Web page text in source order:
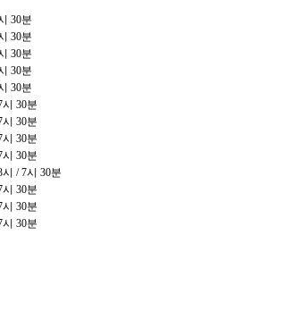
30분
30분
30분
30분
30분
시 30분
시 30분
시 30분
시 30분
시 / 7시 30분
시 30분
시 30분
시 30분